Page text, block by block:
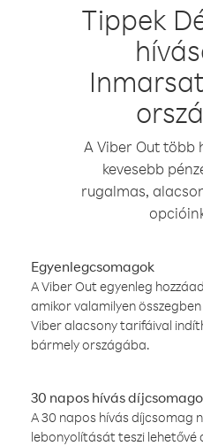
Tippek
A Viber Out több
kevesebb
rugalmas,
Egyenlegcsomagok
A Viber Out egyenleg
amikor valamilyen
Viber alacsony tarifáival
bármely országába.
30 napos hívás
A 30 napos hívás díjcsomag
lebonyolítását teszi lehetővé